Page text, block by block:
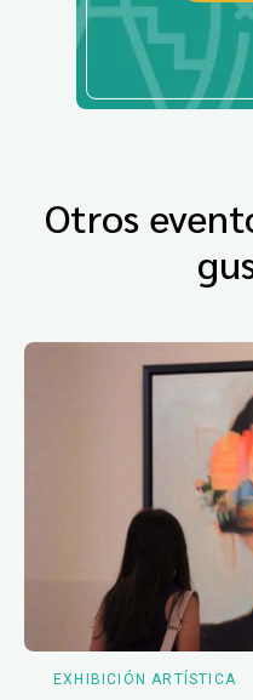
Otros
EXHIBICIÓN ARTÍSTICA